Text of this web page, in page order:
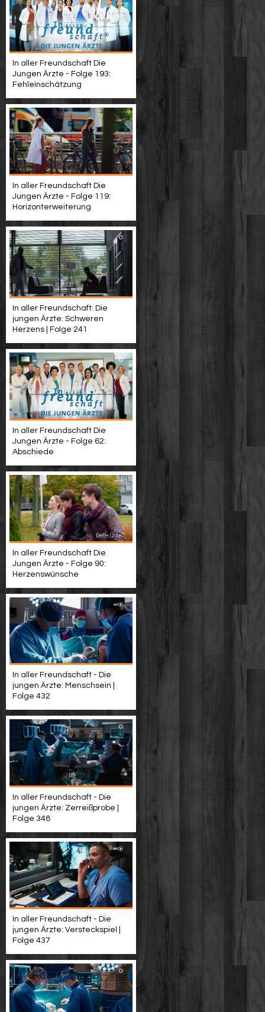
In aller Freundschaft Die
Jungen Ärzte - Folge 193:
Fehleinschätzung
In aller Freundschaft Die
Jungen Ärzte - Folge 119:
Horizonterweiterung
In aller Freundschaft: Die
jungen Ärzte: Schweren
Herzens | Folge 241
In aller Freundschaft Die
Jungen Ärzte - Folge 62:
Abschiede
In aller Freundschaft Die
Jungen Ärzte - Folge 90:
Herzenswünsche
In aller Freundschaft - Die
jungen Ärzte: Menschsein |
Folge 432
In aller Freundschaft - Die
jungen Ärzte: Zerreißprobe |
Folge 348
In aller Freundschaft - Die
jungen Ärzte: Versteckspiel |
Folge 437